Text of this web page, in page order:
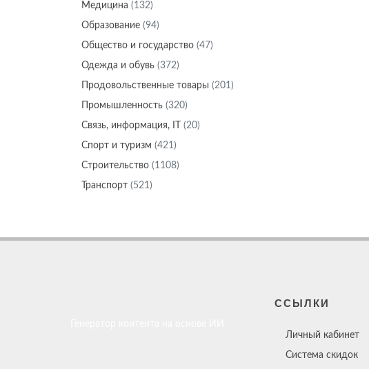
Медицина (132)
Образование (94)
Общество и государство (47)
Одежда и обувь (372)
Продовольственные товары (201)
Промышленность (320)
Связь, информация, IT (20)
Спорт и туризм (421)
Строительство (1108)
Транспорт (521)
ССЫЛКИ
Личный кабинет
Система скидок